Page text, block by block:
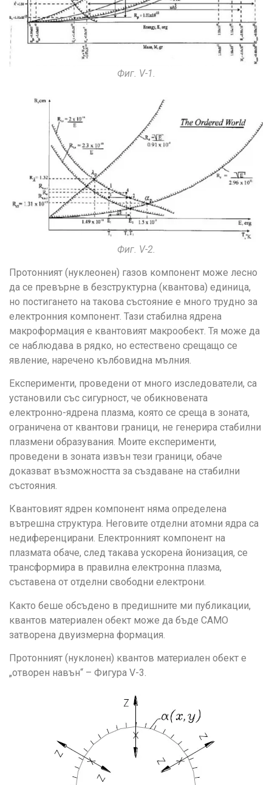
Фиг. V-1.
Фиг. V-2.
Протонният (нуклеонен) газов компонент може лесно
да се превърне в безструктурна (квантова) единица,
но постигането на такова състояние е много трудно за
електронния компонент. Тази стабилна ядрена
макроформация е квантовият макрообект. Тя може да
се наблюдава в рядко, но естествено срещащо се
явление, наречено кълбовидна мълния.
Експерименти, проведени от много изследователи, са
установили със сигурност, че обикновената
електронно-ядрена плазма, която се среща в зоната,
ограничена от квантови граници, не генерира стабилни
плазмени образувания. Моите експерименти,
проведени в зоната извън тези граници, обаче
доказват възможността за създаване на стабилни
състояния.
Квантовият ядрен компонент няма определена
вътрешна структура. Неговите отделни атомни ядра са
недиференцирани. Електронният компонент на
плазмата обаче, след такава ускорена йонизация, се
трансформира в правилна електронна плазма,
съставена от отделни свободни електрони.
Както беше обсъдено в предишните ми публикации,
квантов материален обект може да бъде САМО
затворена двуизмерна формация.
Протонният (нуклонен) квантов материален обект е
„отворен навън“ – Фигура V-3.